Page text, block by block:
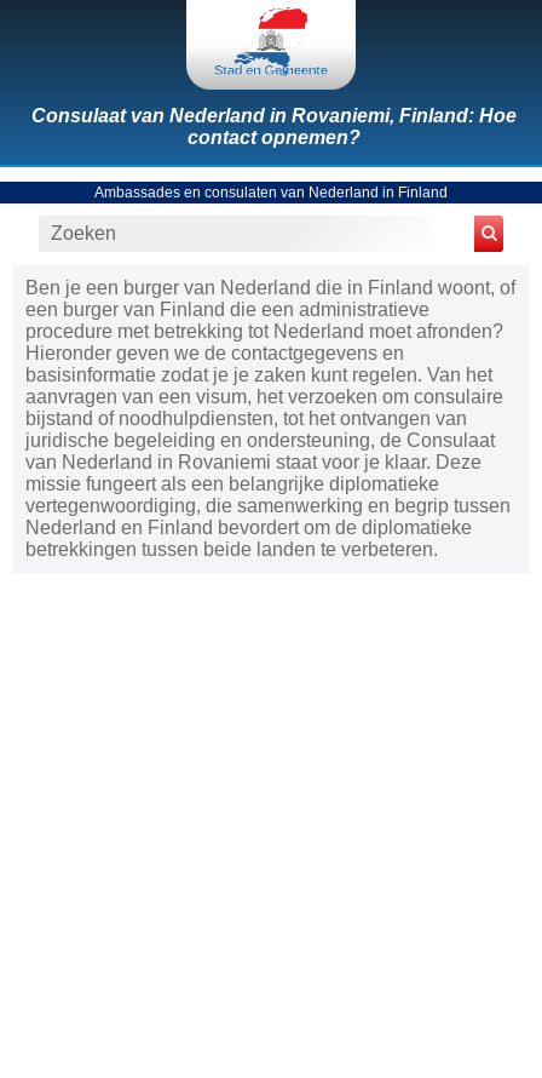
Consulaat van Nederland in Rovaniemi, Finland: Hoe
contact opnemen?
Ambassades en consulaten van Nederland in Finland
Ben je een burger van Nederland die in Finland woont, of
een burger van Finland die een administratieve
procedure met betrekking tot Nederland moet afronden?
Hieronder geven we de contactgegevens en
basisinformatie zodat je je zaken kunt regelen. Van het
aanvragen van een visum, het verzoeken om consulaire
bijstand of noodhulpdiensten, tot het ontvangen van
juridische begeleiding en ondersteuning, de Consulaat
van Nederland in Rovaniemi staat voor je klaar. Deze
missie fungeert als een belangrijke diplomatieke
vertegenwoordiging, die samenwerking en begrip tussen
Nederland en Finland bevordert om de diplomatieke
betrekkingen tussen beide landen te verbeteren.